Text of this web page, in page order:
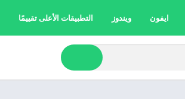
ايفون ويندوز التطبيقات الأعلى تقييمًا